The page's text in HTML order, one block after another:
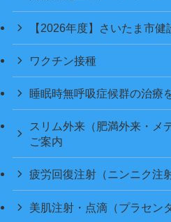
【2026年度】さいたま市健
ワクチン接種
睡眠時無呼吸症候群の治療
スリム外来（肥満外来・メ
ご案内
疲労回復注射（ニンニク注射
美肌注射・点滴（プラセン